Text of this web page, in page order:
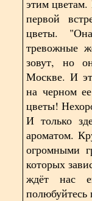
этим цветам.
первой
цветы. "
тревожные
зовут, но
Москве. И
на черном
цветы!
И только
ароматом.
огромными
которых
ждёт нас